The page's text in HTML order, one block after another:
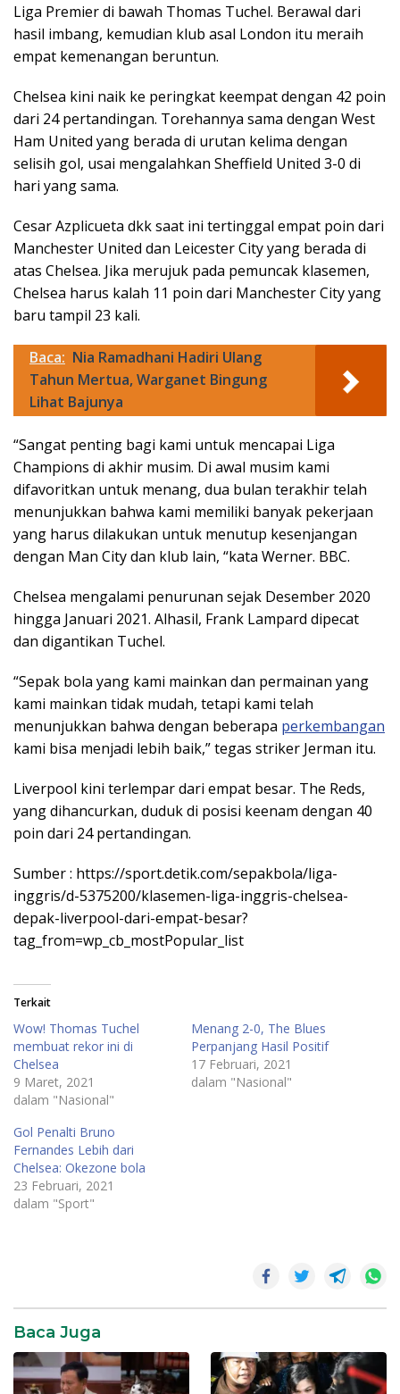
Liga Premier di bawah Thomas Tuchel. Berawal dari
hasil imbang, kemudian klub asal London itu meraih
empat kemenangan beruntun.
Chelsea kini naik ke peringkat keempat dengan 42 poin
dari 24 pertandingan. Torehannya sama dengan West
Ham United yang berada di urutan kelima dengan
selisih gol, usai mengalahkan Sheffield United 3-0 di
hari yang sama.
Cesar Azplicueta dkk saat ini tertinggal empat poin dari
Manchester United dan Leicester City yang berada di
atas Chelsea. Jika merujuk pada pemuncak klasemen,
Chelsea harus kalah 11 poin dari Manchester City yang
baru tampil 23 kali.
Baca: Nia Ramadhani Hadiri Ulang
Tahun Mertua, Warganet Bingung
Lihat Bajunya
“Sangat penting bagi kami untuk mencapai Liga
Champions di akhir musim. Di awal musim kami
difavoritkan untuk menang, dua bulan terakhir telah
menunjukkan bahwa kami memiliki banyak pekerjaan
yang harus dilakukan untuk menutup kesenjangan
dengan Man City dan klub lain, “kata Werner. BBC.
Chelsea mengalami penurunan sejak Desember 2020
hingga Januari 2021. Alhasil, Frank Lampard dipecat
dan digantikan Tuchel.
“Sepak bola yang kami mainkan dan permainan yang
kami mainkan tidak mudah, tetapi kami telah
menunjukkan bahwa dengan beberapa perkembangan
kami bisa menjadi lebih baik,” tegas striker Jerman itu.
Liverpool kini terlempar dari empat besar. The Reds,
yang dihancurkan, duduk di posisi keenam dengan 40
poin dari 24 pertandingan.
Sumber : https://sport.detik.com/sepakbola/liga-
inggris/d-5375200/klasemen-liga-inggris-chelsea-
depak-liverpool-dari-empat-besar?
tag_from=wp_cb_mostPopular_list
Terkait
Wow! Thomas Tuchel
membuat rekor ini di
Chelsea
9 Maret, 2021
dalam "Nasional"
Menang 2-0, The Blues
Perpanjang Hasil Positif
17 Februari, 2021
dalam "Nasional"
Gol Penalti Bruno
Fernandes Lebih dari
Chelsea: Okezone bola
23 Februari, 2021
dalam "Sport"
Baca Juga